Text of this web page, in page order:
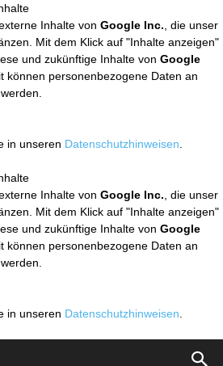
Inhalte von Google Inc. , die unser
Mit dem Klick auf "Inhalte anzeigen"
und zukünftige Inhalte von Google
können personenbezogene Daten an
in unseren Datenschutzhinweisen
Inhalte von Google Inc. , die unser
Mit dem Klick auf "Inhalte anzeigen"
und zukünftige Inhalte von Google
können personenbezogene Daten an
in unseren Datenschutzhinweisen